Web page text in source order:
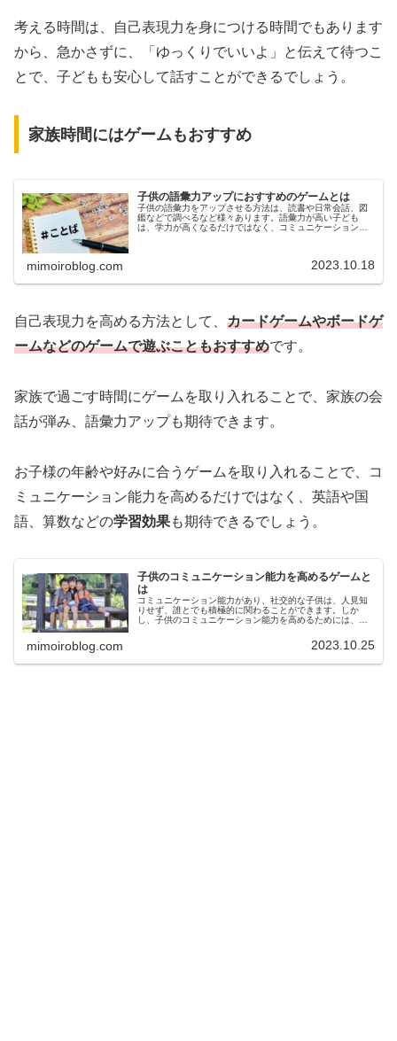
考える時間は、自己表現力を身につける時間でもあります
から、急かさずに、「ゆっくりでいいよ」と伝えて待つこ
とで、子どもも安心して話すことができるでしょう。
家族時間にはゲームもおすすめ
子供の語彙力アップにおすすめのゲームとは
子供の語彙力をアップさせる方法は、読書や日常会話、図
鑑などで調べるなど様々あります。語彙力が高い子ども
は、学力が高くなるだけではなく、コミュニケーション能
mimoiroblog.com 2023.10.18
自己表現力を高める方法として、 カードゲームやボードゲ
ームなどのゲームで遊ぶこともおすすめです。
家族で過ごす時間にゲームを取り入れることで、家族の会
話が弾み、語彙力アップも期待できます。
お子様の年齢や好みに合うゲームを取り入れることで、コ
ミュニケーション能力を高めるだけではなく、英語や国
語、算数などの学習効果も期待できるでしょう。
子供のコミュニケーション能力を高めるゲームと
は
コミュニケーション能力があり、社交的な子供は、人見知
りせず、誰とでも積極的に関わることができます。しか
し、子供のコミュニケーション能力を高めるためには、ど
mimoiroblog.com 2023.10.25